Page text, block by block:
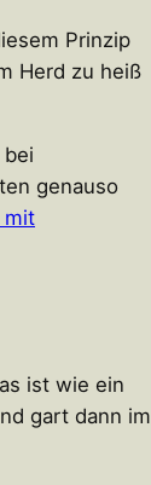
Prinzip
Herd zu heiß
genauso
mit
ist wie ein
gart dann im